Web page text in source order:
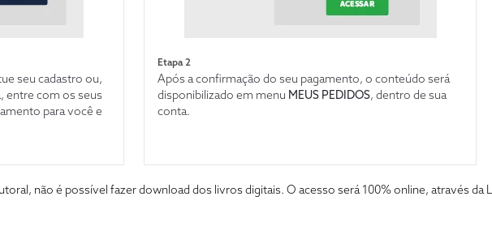
seu cadastro ou,
entre com os seus
para você e
Etapa 2
Após a confirmação do seu pagamento, o conteúdo será
disponibilizado em menu MEUS PEDIDOS, dentro de sua
conta.
não é possível fazer download dos livros digitais. O acesso será 100% online, através da